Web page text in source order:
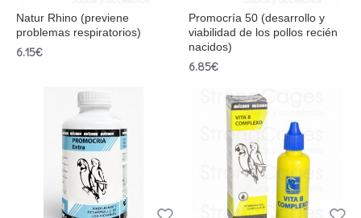
Natur Rhino (previene
problemas respiratorios)
6.15€
Promocría 50 (desarrollo y
viabilidad de los pollos recién
nacidos)
6.85€